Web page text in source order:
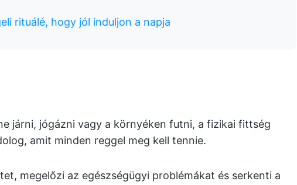
rituálé, hogy jól induljon a napja
járni, jógázni vagy a környéken futni, a fizikai fittség
amit minden reggel meg kell tennie.
megelőzi az egészségügyi problémákat és serkenti a